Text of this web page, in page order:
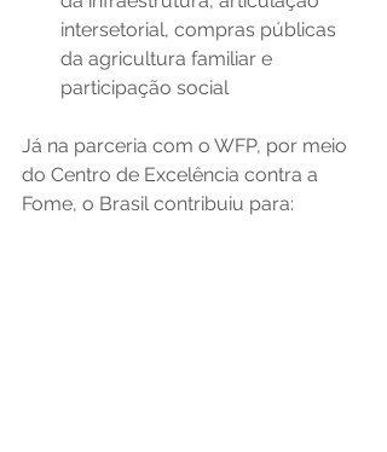
intersetorial, compras públicas
da agricultura familiar e
participação social
Já na parceria com o WFP, por meio
do Centro de Excelência contra a
Fome, o Brasil contribuiu para: